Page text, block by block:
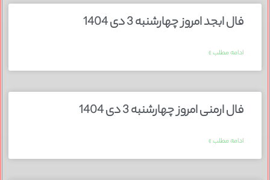
فال ابجد امروز چهارشنبه 3 دی 1404
ادامه مطلب »
فال ارمنی امروز چهارشنبه 3 دی 1404
ادامه مطلب »